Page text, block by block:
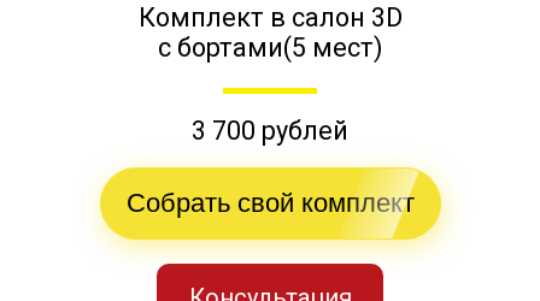
Комплект в салон 3D
с бортами(5 мест)
3 700 рублей
Собрать свой комплект